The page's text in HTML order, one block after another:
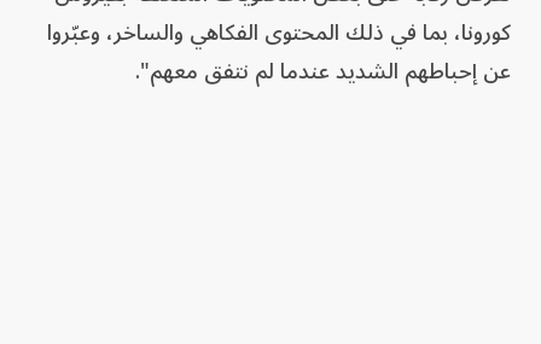
كورونا، بما في ذلك المحتوى الفكاهي والساخر، وعبّروا
عن إحباطهم الشديد عندما لم نتفق معهم".